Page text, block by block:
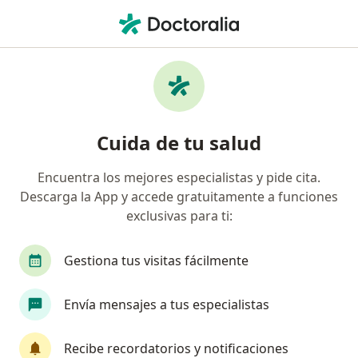
Cuida de tu salud
Encuentra los mejores especialistas y pide cita.
Descarga la App y accede gratuitamente a funciones
exclusivas para ti:
Gestiona tus visitas fácilmente
Envía mensajes a tus especialistas
Recibe recordatorios y notificaciones
Anestesiólogo • Cali, Valle del Cauca
Seguro
¿Cuál es tu compañía aseguradora?
Suramericana S.A. Colmedica Medicina